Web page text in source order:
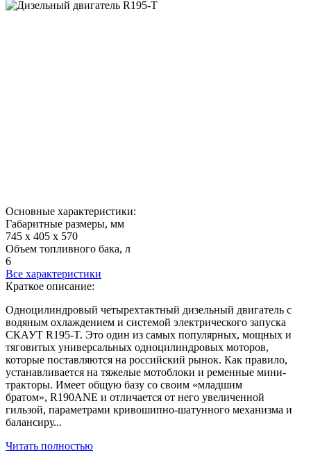
Основные характеристики:
Габаритные размеры, мм
745 х 405 х 570
Объем топливного бака, л
6
Все характеристики
Краткое описание:
Одноцилиндровый четырехтактный дизельный двигатель с
водяным охлаждением и системой электрического запуска
СКАУТ R195-T. Это один из самых популярных, мощных и
тяговитых универсальных одноцилиндровых моторов,
которые поставляются на российский рынок. Как правило,
устанавливается на тяжелые мотоблоки и ременные мини-
тракторы. Имеет общую базу со своим «младшим
братом», R190ANE и отличается от него увеличенной
гильзой, параметрами кривошипно-шатунного механизма и
балансиру...
Читать полностью